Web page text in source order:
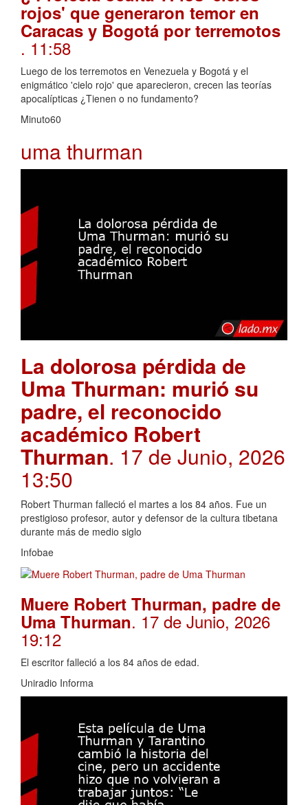
rojos' que generaron temor en
Caracas y Bogotá por terremotos
. 11:58
Luego de los terremotos en Venezuela y Bogotá y el
enigmático 'cielo rojo' que aparecieron, crecen las teorías
apocalípticas ¿Tienen o no fundamento?
Minuto60
uma thurman
La dolorosa pérdida de
Uma Thurman: murió su
padre, el reconocido
académico Robert
Thurman. 17 de Junio, 2026
13:50
Robert Thurman falleció el martes a los 84 años. Fue un
prestigioso profesor, autor y defensor de la cultura tibetana
durante más de medio siglo
Infobae
Muere Robert Thurman, padre de
Uma Thurman. 17 de Junio, 2026
19:12
El escritor falleció a los 84 años de edad.
Uniradio Informa